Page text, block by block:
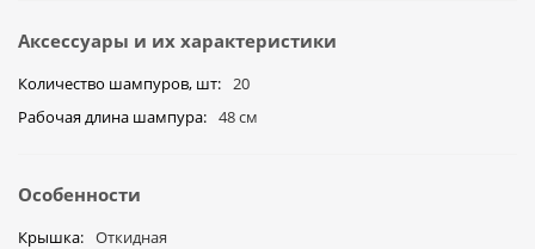
Аксессуары и их характеристики
Количество шампуров, шт
20
Рабочая длина шампура
48 см
Особенности
Крышка Откидная